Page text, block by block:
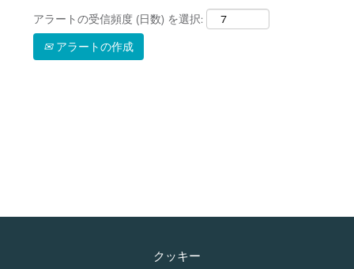
アラートの受信頻度 (日数) を選択:
アラートの作成
クッキー